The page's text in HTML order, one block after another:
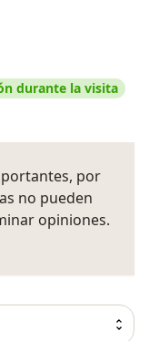
durante la visita
por
no pueden
opiniones.